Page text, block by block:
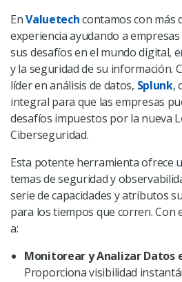
EnValuetechcontamos con más
experiencia ayudando a
sus desafíos en el mundo digital,
y la seguridad de su información.
líder en análisis de datos, Splunk,
integral para que las empresas
desafíos impuestos por la nueva
Ciberseguridad.
Esta potente herramienta ofrece
temas de seguridad y
serie de capacidades y atributos
para los tiempos que corren. Con
a:
Monitorear y Analizar Datos
Proporciona visibilidad